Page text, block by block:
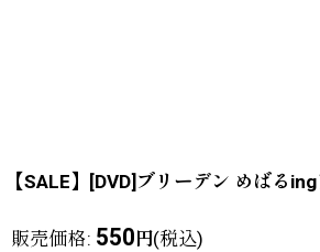
【SALE】[DVD]ブリーデン めばる
販売価格: 550円(税込)